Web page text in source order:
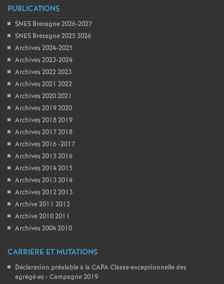
PUBLICATIONS
SNES Bretagne 2026-2027
SNES Bretagne 2025 2026
Archives 2024-2025
Archives 2023-2024
Archives 2022 2023
Archives 2021 2022
Archives 2020 2021
Archives 2019 2020
Archives 2018 2019
Archives 2017 2018
Archives 2016 -2017
Archives 2015 2016
Archives 2014 2015
Archives 2013 2014
Archives 2012 2013
Archive 2011 2012
Archive 2010 2011
Archives 2004 2010
CARRIÈRE ET MUTATIONS
Déclaration préalable à la CAPA Classe exceptionnelle des
agrégé·es - Campagne 2019